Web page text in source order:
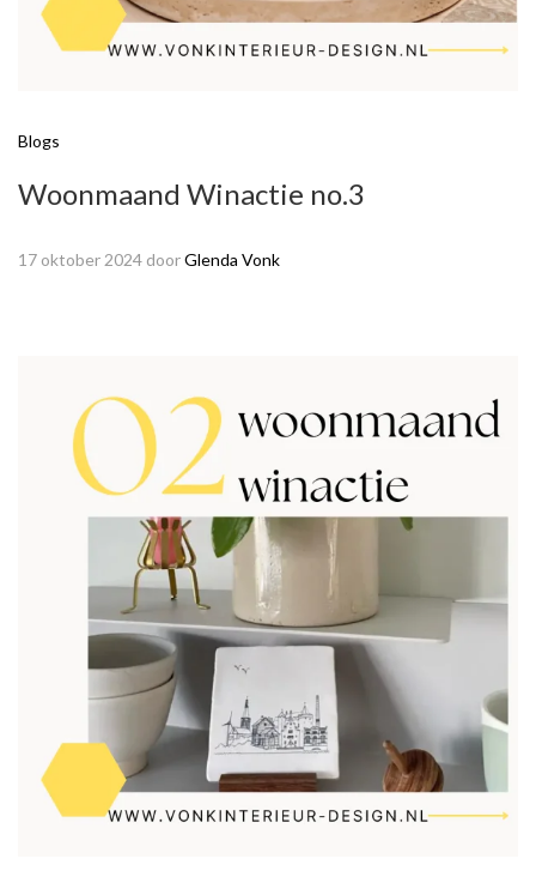
Blogs
Woonmaand Winactie no.3
17 oktober 2024 doorGlenda Vonk